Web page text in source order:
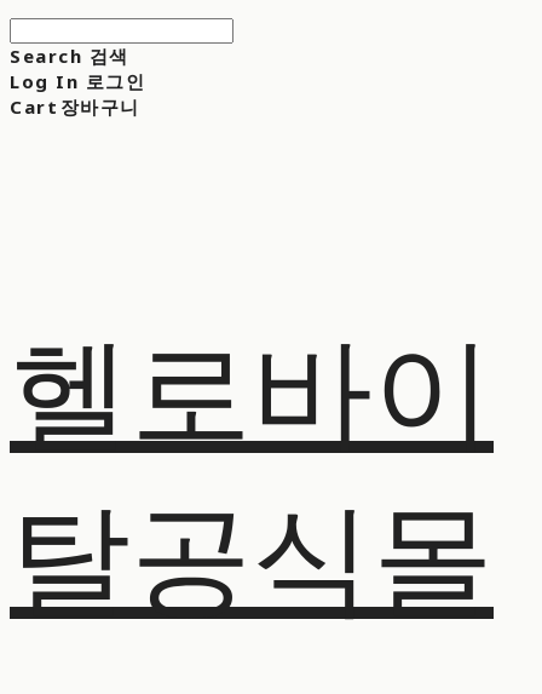
Search 검색
Log In 로그인
Cart 장바구니
헬로바이
탈공식몰